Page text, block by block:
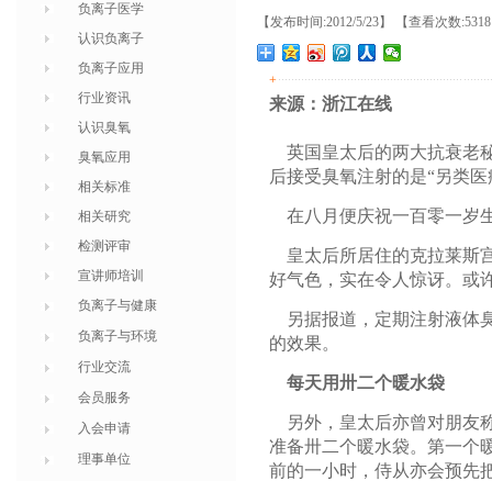
负离子医学
认识负离子
负离子应用
行业资讯
认识臭氧
臭氧应用
相关标准
相关研究
检测评审
宣讲师培训
负离子与健康
负离子与环境
行业交流
会员服务
入会申请
理事单位
【发布时间:2012/5/23】 【查看次数
+
来源：浙江在线
英国皇太后的两大抗衰老
后接受臭氧注射的是“另类
在八月便庆祝一百零一岁
皇太后所居住的克拉莱斯
好气色，实在令人惊讶。或
另据报道，定期注射液体
的效果。
每天用卅二个暖水袋
另外，皇太后亦曾对朋友
准备卅二个暖水袋。第一个
前的一小时，侍从亦会预先